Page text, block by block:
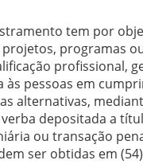
tem por
programas
profissional,
às pessoas em
alternativas,
depositada a
ou transação
ser obtidas em